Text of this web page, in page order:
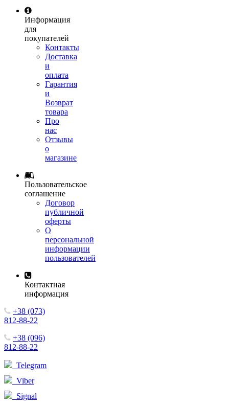
Информация
для
покупателей
Контакты
Доставка
и
оплата
Гарантия
и
Возврат
товара
Про
нас
Отзывы
о
магазине
Пользовательское
соглашение
Договор
публичной
оферты
О
персональной
информации
пользователей
Контактная
информация
+38 (073)
812-88-22
+38 (096)
812-88-22
Telegram
Viber
Signal